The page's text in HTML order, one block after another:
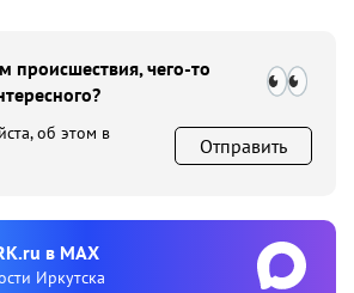
происшествия, чего-то
об этом в
Отправить
в MAX
Иркутска